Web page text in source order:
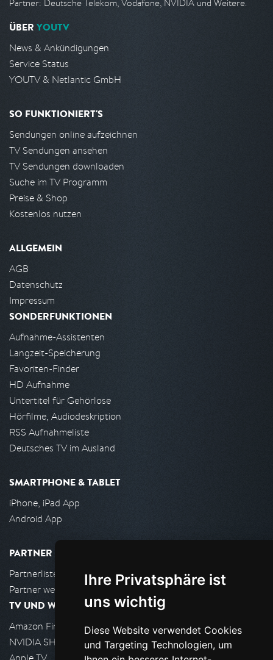
Ihre Privatsphäre ist
uns wichtig
Diese Website verwendet Cookies
und Targeting Technologien, um
Partner: Deutsche Telekom, Vodafone, NVIDIA und Weitere.
ÜBER YOUTV
News & Ankündigungen
Service Status
YOUTV & Netlantic GmbH
SO FUNKTIONIERT'S
Sendungen online aufzeichnen
TV Sendungen ansehen
TV Sendungen downloaden
Suche im TV Programm
Preise & Shop
Kostenlos nutzen
ALLGEMEIN
AGB
Datenschutz
Impressum
SONDERFUNKTIONEN
Aufnahme-Assistenten
Langzeit-Speicherung
Favoriten-Finder
HD Aufnahme
Untertitel für Gehörlose
Hörfilme, Audiodeskription
RSS Aufnahmeliste
Deutsches TV im Ausland
SMARTPHONE & TABLET
iPhone, iPad App
Android App
PARTNER
Partnerliste
Partner werden
TV UND WOHNZIMMER
Amazon FireTV
NVIDIA SHIELD, Google TV